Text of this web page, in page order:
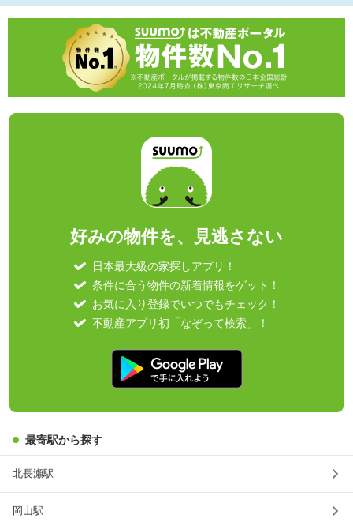
好みの物件を、見逃さない
日本最大級の家探しアプリ！
条件に合う物件の新着情報をゲット！
お気に入り登録でいつでもチェック！
不動産アプリ初「なぞって検索」！
最寄駅から探す
北長瀬駅
岡山駅